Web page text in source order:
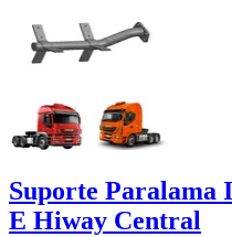
Suporte Paralama
E Hiway Central